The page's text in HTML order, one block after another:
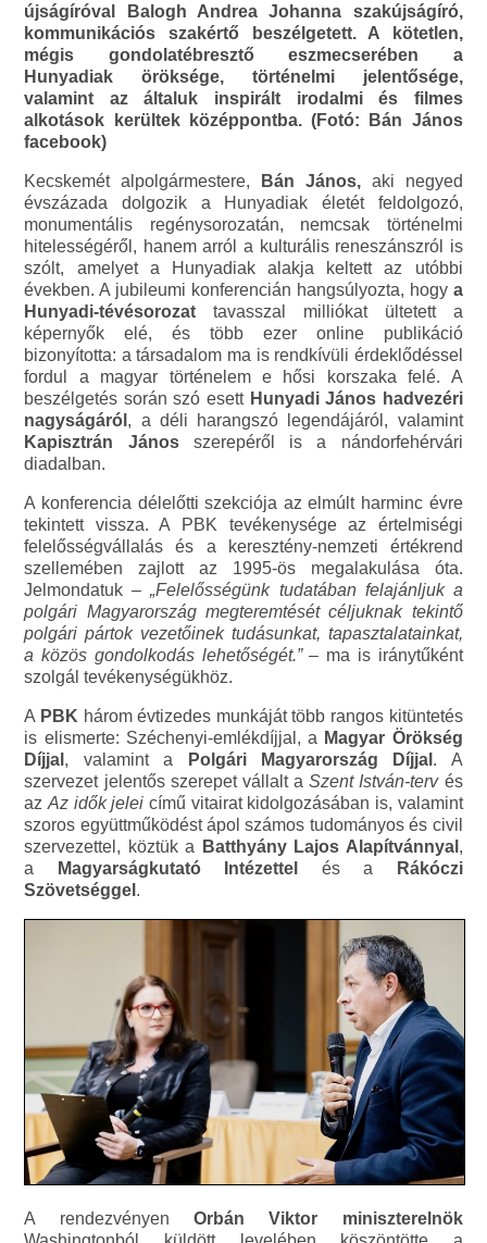
újságíróval Balogh Andrea Johanna szakújságíró,
kommunikációs szakértő beszélgetett. A kötetlen,
mégis gondolatébresztő eszmecserében a
Hunyadiak öröksége, történelmi jelentősége,
valamint az általuk inspirált irodalmi és filmes
alkotások kerültek középpontba. (Fotó: Bán János
facebook)
Kecskemét alpolgármestere, Bán János,aki negyed
évszázada dolgozik a Hunyadiak életét feldolgozó,
monumentális regénysorozatán, nemcsak történelmi
hitelességéről, hanem arról a kulturális reneszánszról is
szólt, amelyet a Hunyadiak alakja keltett az utóbbi
években. A jubileumi konferencián hangsúlyozta, hogy a
Hunyadi-tévésorozat tavasszal milliókat ültetett a
képernyők elé, és több ezer online publikáció
bizonyította: a társadalom ma is rendkívüli érdeklődéssel
fordul a magyar történelem e hősi korszaka felé. A
beszélgetés során szó esett Hunyadi János hadvezéri
nagyságáról , a déli harangszó legendájáról, valamint
Kapisztrán Jánosszerepéről is a nándorfehérvári
diadalban.
A konferencia délelőtti szekciója az elmúlt harminc évre
tekintett vissza. A PBK tevékenysége az értelmiségi
felelősségvállalás és a keresztény-nemzeti értékrend
szellemében zajlott az 1995-ös megalakulása óta.
Jelmondatuk –„Felelősségünk tudatában felajánljuk a
polgári Magyarország megteremtését céljuknak tekintő
polgári pártok vezetőinek tudásunkat, tapasztalatainkat,
a közös gondolkodás lehetőségét.”– ma is iránytűként
szolgál tevékenységükhöz.
A PBK három évtizedes munkáját több rangos kitüntetés
is elismerte: Széchenyi-emlékdíjjal, a Magyar Örökség
Díjjal , valamint a Polgári Magyarország Díjjal . A
szervezet jelentős szerepet vállalt aSzent István-tervés
azAz idők jelei című vitairat kidolgozásában is, valamint
szoros együttműködést ápol számos tudományos és civil
szervezettel, köztük a
Batthyány Lajos Alapítvánnyal ,
a
Magyarságkutató Intézettel és a
Rákóczi
Szövetséggel .
A rendezvényen Orbán Viktor miniszterelnök